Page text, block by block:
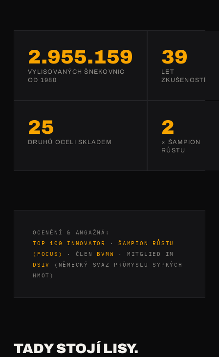
2.998.483
VYLISOVANÝCH ŠNEKOVNIC
OD 1980
40
LET
ZKUŠENOSTÍ
25
DRUHŮ OCELI SKLADEM
2
× ŠAMPION
RŮSTU
OCENĚNÍ & ANGAŽMÁ:
TOP 100 INNOVATOR
·ŠAMPION RŮSTU
(FOCUS)
· ČLEN BVMW
· MITGLIED IM
DSIV
(NĚMECKÝ SVAZ PRŮMYSLU SYPKÝCH
HMOT)
TADY STOJÍ LISY.